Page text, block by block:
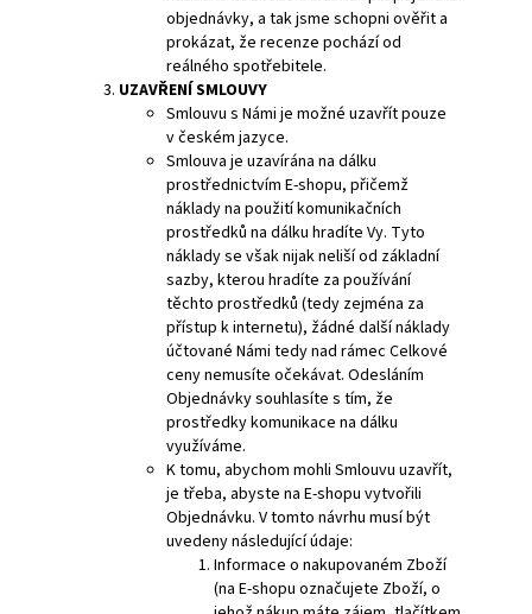
objednávky, a tak jsme schopni ověřit a
prokázat, že recenze pochází od
reálného spotřebitele.
UZAVŘENÍ SMLOUVY
Smlouvu s Námi je možné uzavřít pouze
v českém jazyce.
Smlouva je uzavírána na dálku
prostřednictvím E-shopu, přičemž
náklady na použití komunikačních
prostředků na dálku hradíte Vy. Tyto
náklady se však nijak neliší od základní
sazby, kterou hradíte za používání
těchto prostředků (tedy zejména za
přístup k internetu), žádné další náklady
účtované Námi tedy nad rámec Celkové
ceny nemusíte očekávat. Odesláním
Objednávky souhlasíte s tím, že
prostředky komunikace na dálku
využíváme.
K tomu, abychom mohli Smlouvu uzavřít,
je třeba, abyste na E-shopu vytvořili
Objednávku. V tomto návrhu musí být
uvedeny následující údaje:
Informace o nakupovaném Zboží
(na E-shopu označujete Zboží, o